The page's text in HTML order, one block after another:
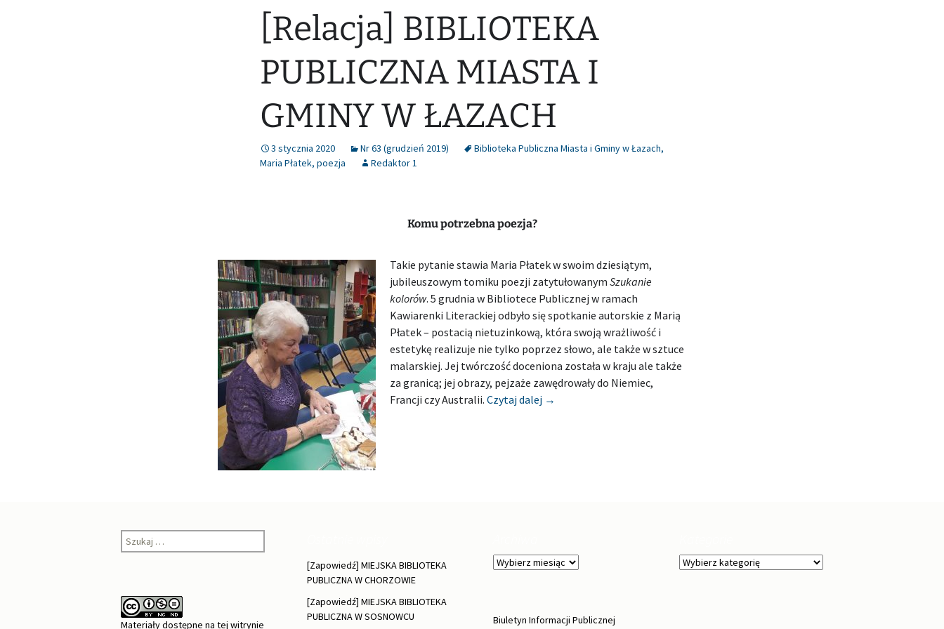
Nr 78 (lipiec/sierpień[Relacja] BIBLIOTEKA
PUBLICZNA MIASTA I
GMINY W ŁAZACH
3 stycznia 2020 Nr 63 (grudzień 2019) Biblioteka Publiczna Miasta i Gminy w Łazach,
Maria Płatek, poezja Redaktor 1
Komu potrzebna poezja?
Takie pytanie stawia Maria Płatek w swoim dziesiątym,
jubileuszowym tomiku poezji zatytułowanym Szukanie
kolorów. 5 grudnia w Bibliotece Publicznej w ramach
Kawiarenki Literackiej odbyło się spotkanie autorskie z Marią
Płatek – postacią nietuzinkową, która swoją wrażliwość i
estetykę realizuje nie tylko poprzez słowo, ale także w sztuce
malarskiej. Jej twórczość doceniona została w kraju ale także
za granicą; jej obrazy, pejzaże zawędrowały do Niemiec,
Francji czy Australii. Czytaj dalej [Relacja] BIBLIOTEKA PUBLICZNA MIASTA I GMINY W ŁAZACH
→
Szukaj:
[Zapowiedź] MIEJSKA BIBLIOTEKA
PUBLICZNA W CHORZOWIE
[Zapowiedź] MIEJSKA BIBLIOTEKA
PUBLICZNA W SOSNOWCU
Archiwa Kategorie
Materiały dostępne na tej witrynie
Biuletyn Informacji Publicznej